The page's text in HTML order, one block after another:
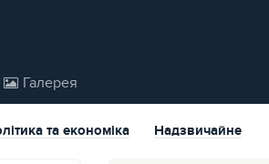
Галерея
та економіка Надзвичайне